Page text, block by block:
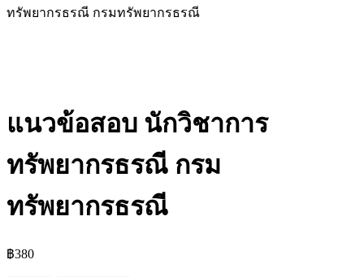
ทรัพยากรธรณี กรมทรัพยากรธรณี
แนวข้อสอบ นักวิชาการ
ทรัพยากรธรณี กรม
ทรัพยากรธรณี
฿380